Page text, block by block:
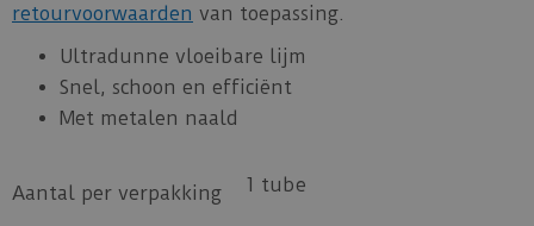
retourvoorwaarden van toepassing.
Ultradunne vloeibare lijm
Snel, schoon en efficiënt
Met metalen naald
Aantal per verpakking 1 tube